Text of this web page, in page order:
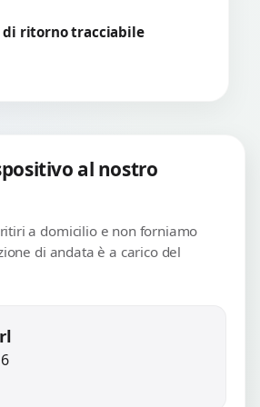
di ritorno tracciabile
al nostro
a domicilio e non forniamo
di andata è a carico del